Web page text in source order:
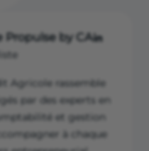
Propulse by CA
Agricole rassemble
par des experts en
et gestion
à chaque